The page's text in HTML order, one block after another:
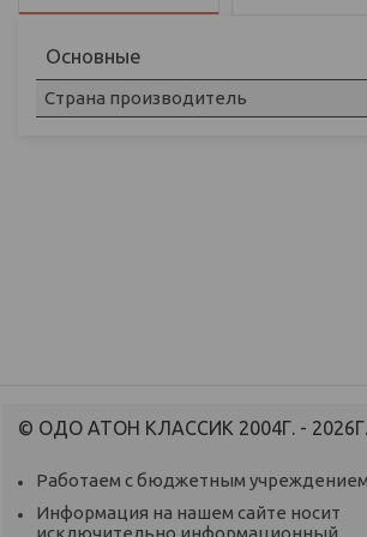
Основные
Страна производитель
© ОДО АТОН КЛАССИК 2004Г. - 2026Г.
Работаем с бюджетным
Информация на нашем сайте носит
исключительно информационный